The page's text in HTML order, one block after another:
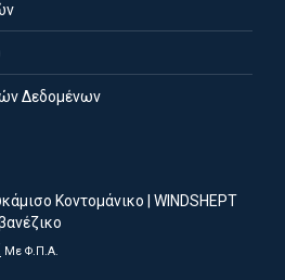
Δεδομένων
Κοντομάνικο | WINDSHEPT
ΗΜε Φ.Π.Α.